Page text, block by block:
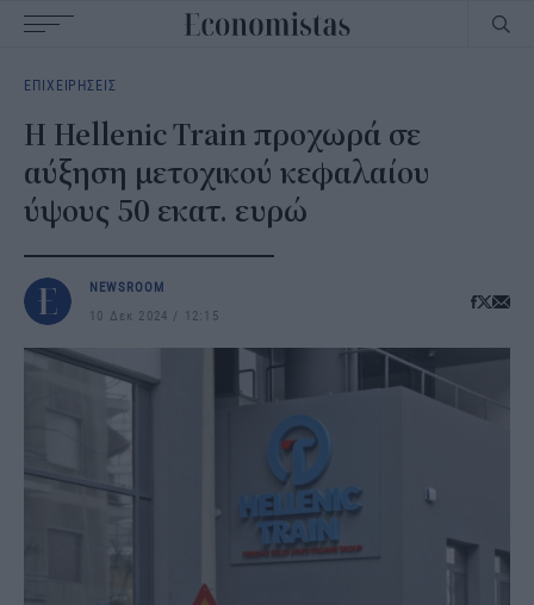
navigation
ΕΠΙΧΕΙΡΗΣΕΙΣ
Η Hellenic Train προχωρά σε
αύξηση μετοχικού κεφαλαίου
ύψους 50 εκατ. ευρώ
NEWSROOM
10 Δεκ 2024
12:15